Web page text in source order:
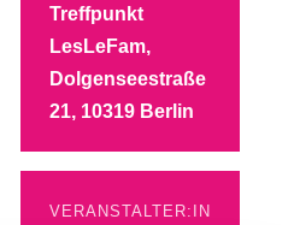
Treffpunkt
LesLeFam,
Dolgenseestraße
21, 10319 Berlin
VERANSTALTER:IN